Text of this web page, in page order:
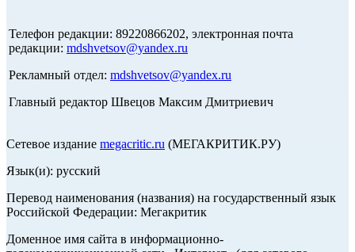
Телефон редакции: 89220866202, электронная почта
редакции: mdshvetsov@yandex.ru
Рекламный отдел: mdshvetsov@yandex.ru
Главный редактор Швецов Максим Дмитриевич
Сетевое издание megacritic.ru (МЕГАКРИТИК.РУ)
Язык(и): русский
Перевод наименования (названия) на государственный язык
Российской Федерации: Мегакритик
Доменное имя сайта в информационно-